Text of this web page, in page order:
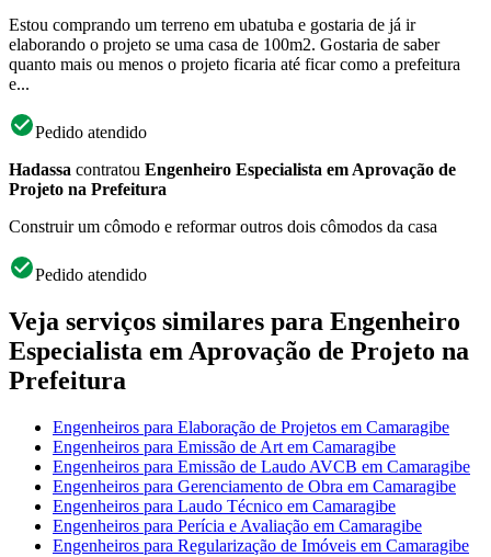
Estou comprando um terreno em ubatuba e gostaria de já ir
elaborando o projeto se uma casa de 100m2. Gostaria de saber
quanto mais ou menos o projeto ficaria até ficar como a prefeitura
e...
Pedido atendido
Hadassa contratou Engenheiro Especialista em Aprovação de
Projeto na Prefeitura
Construir um cômodo e reformar outros dois cômodos da casa
Pedido atendido
Veja serviços similares para Engenheiro
Especialista em Aprovação de Projeto na
Prefeitura
Engenheiros para Elaboração de Projetos em Camaragibe
Engenheiros para Emissão de Art em Camaragibe
Engenheiros para Emissão de Laudo AVCB em Camaragibe
Engenheiros para Gerenciamento de Obra em Camaragibe
Engenheiros para Laudo Técnico em Camaragibe
Engenheiros para Perícia e Avaliação em Camaragibe
Engenheiros para Regularização de Imóveis em Camaragibe